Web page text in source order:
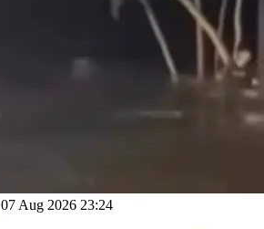
07 Aug 2026 23:24